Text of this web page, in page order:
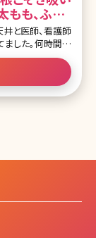
も、ふく
と医師、看護師
ました。何時間か
そんなに!?」麻酔
のが午前10時だ
終わっていたこ
る。麻酔の時はあ
肪吸引をしよう